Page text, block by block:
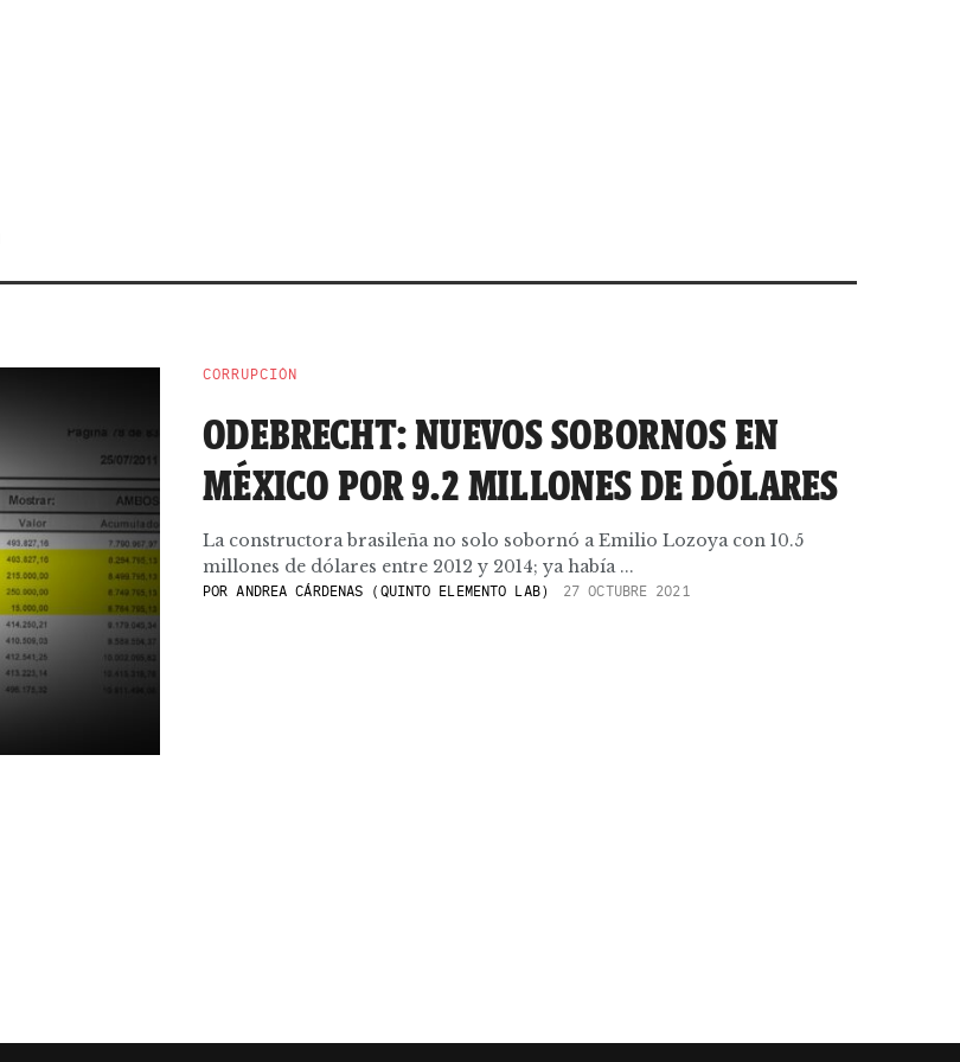
CORRUPCIÓN
ODEBRECHT: NUEVOS SOBORNOS EN
MÉXICO POR 9.2 MILLONES DE DÓLARES
La constructora brasileña no solo sobornó a Emilio Lozoya con 10.5
millones de dólares entre 2012 y 2014; ya había ...
POR ANDREA CÁRDENAS (QUINTO ELEMENTO LAB) 27 OCTUBRE 2021